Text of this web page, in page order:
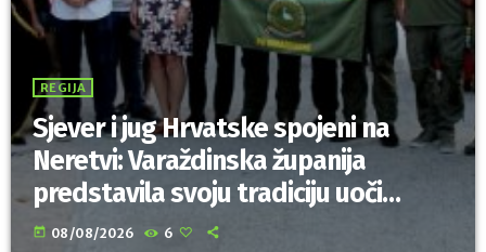
REGIJA
Sjever i jug Hrvatske spojeni na
Neretvi: Varaždinska županija
predstavila svoju tradiciju uoči
Maratona lađa
today 08/08/2026 6